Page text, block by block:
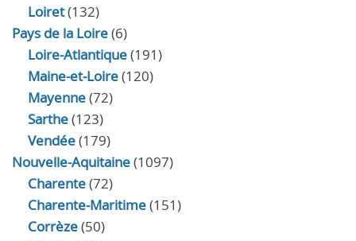
Loiret(132)
Pays de la Loire(6)
Loire-Atlantique(191)
Maine-et-Loire(120)
Mayenne(72)
Sarthe(123)
Vendée(179)
Nouvelle-Aquitaine(1097)
Charente(72)
Charente-Maritime(151)
Corrèze(50)